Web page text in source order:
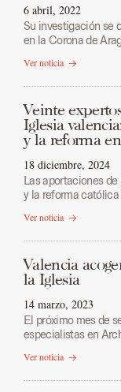
6 abril, 2022
Su investigación se
en la Corona de
Ver noticia
Veinte
Iglesia
y la reforma
18 diciembre, 2024
Las aportaciones
y la reforma
Ver noticia
Valencia
la Iglesia
14 marzo, 2023
El próximo mes de
especialistas en
Ver noticia